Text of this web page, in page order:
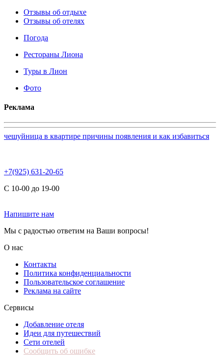
Отзывы об отдыхе
Отзывы об отелях
Погода
Рестораны Лиона
Туры в Лион
Фото
Реклама
чешуйница в квартире причины появления и как избавиться
+7(925) 631-20-65
С 10-00 до 19-00
Напишите нам
Мы с радостью ответим на Ваши вопросы!
О нас
Контакты
Политика конфиденциальности
Пользовательское соглашение
Реклама на сайте
Сервисы
Добавление отеля
Идеи для путешествий
Сети отелей
Сообщить об ошибке